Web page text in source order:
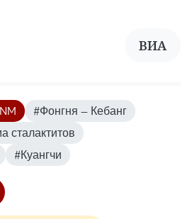
ВИА
#Фонгня — Кебанг
сталактитов
#Куангчи